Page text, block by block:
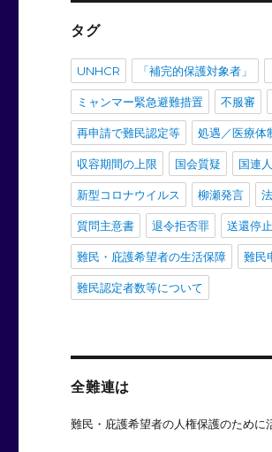
タグ
UNHCR 「補完的保護対象者」
ミャンマー緊急避難措置 不服審
再申請で難民認定等 処遇／医療体
収容期間の上限 国会質疑 国連
新型コロナウイルス 柳瀬発言
質問主意書 退令拒否罪 送還停
難民・庇護希望者の生活保障 難民
難民認定者数等について
全難連は
難民・庇護希望者の人権保護のために